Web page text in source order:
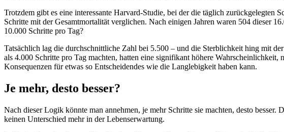
Trotzdem gibt es eine interessante Harvard-Studie, bei der die täglich zurückgelegten
Schritte mit der Gesamtmortalität verglichen. Nach einigen Jahren waren 504 dieser
10.000 Schritte pro Tag?
Tatsächlich lag die durchschnittliche Zahl bei 5.500 – und die Sterblichkeit hing mit
als 4.000 Schritte pro Tag machten, hatten eine signifikant höhere
Konsequenzen für etwas so Entscheidendes wie die Langlebigkeit haben kann.
Je mehr, desto besser?
Nach dieser Logik könnte man annehmen, je mehr Schritte sie machten, desto
keinen Unterschied mehr in der Lebenserwartung.